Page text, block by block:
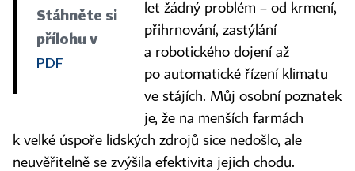
Stáhněte si
přílohu v
PDF
let žádný problém – od krmení,
přihrnování, zastýlání
a robotického dojení až
po automatické řízení klimatu
ve stájích. Můj osobní poznatek
je, že na menších farmách
k velké úspoře lidských zdrojů sice nedošlo, ale
neuvěřitelně se zvýšila efektivita jejich chodu.